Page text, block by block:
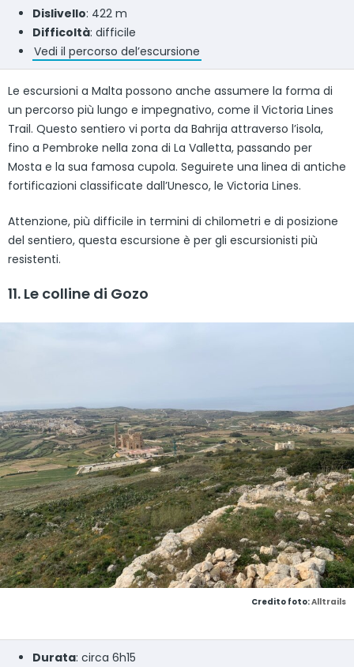
Dislivello: 422 m
Difficoltà: difficile
Vedi il percorso del’escursione
Le escursioni a Malta possono anche assumere la forma di
un percorso più lungo e impegnativo, come il Victoria Lines
Trail. Questo sentiero vi porta da Bahrija attraverso l’isola,
fino a Pembroke nella zona di La Valletta, passando per
Mosta e la sua famosa cupola. Seguirete una linea di antiche
fortificazioni classificate dall’Unesco, le Victoria Lines.
Attenzione, più difficile in termini di chilometri e di posizione
del sentiero, questa escursione è per gli escursionisti più
resistenti.
11. Le colline di Gozo
Credito foto:Alltrails
Durata: circa 6h15